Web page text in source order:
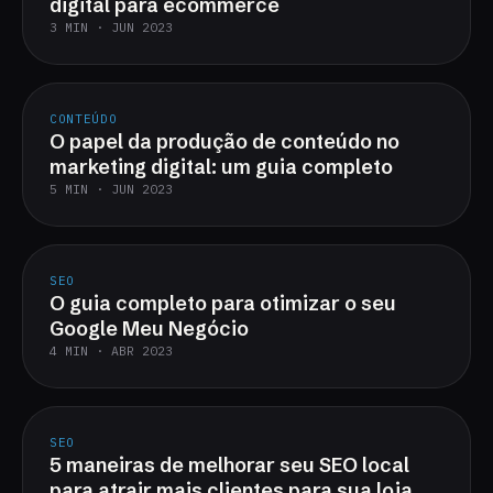
3 MIN · JUN 2023
CONTEÚDO
O papel da produção de conteúdo no
marketing digital: um guia completo
5 MIN · JUN 2023
SEO
O guia completo para otimizar o seu
Google Meu Negócio
4 MIN · ABR 2023
SEO
5 maneiras de melhorar seu SEO local